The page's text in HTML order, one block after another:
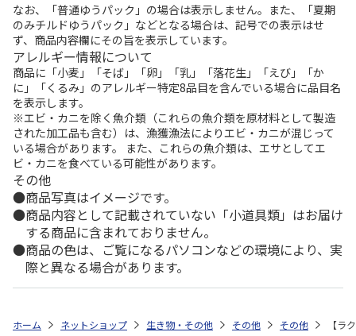
なお、「普通ゆうパック」の場合は表示しません。また、「夏期
のみチルドゆうパック」などとなる場合は、記号での表示はせ
ず、商品内容欄にその旨を表示しています。
アレルギー情報について
商品に「小麦」「そば」「卵」「乳」「落花生」「えび」「か
に」「くるみ」のアレルギー特定8品目を含んでいる場合に品目名
を表示します。
※エビ・カニを除く魚介類（これらの魚介類を原材料として製造
された加工品も含む）は、漁獲漁法によりエビ・カニが混じって
いる場合があります。 また、これらの魚介類は、エサとしてエ
ビ・カニを食べている可能性があります。
その他
商品写真はイメージです。
商品内容として記載されていない「小道具類」はお届け
する商品に含まれておりません。
商品の色は、ご覧になるパソコンなどの環境により、実
際と異なる場合があります。
ホーム ネットショップ 生き物・その他 その他 その他 【ラ